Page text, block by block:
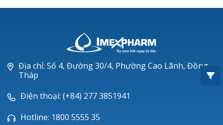
Piperacillin
Ticarlinat®
Zobacta®
Bacsulfo®
Địa chỉ: Số 4, Đường 30/4, Phường Cao Lãnh, Đồng
Tháp
Điện thoại: (+84) 277 3851941
Hotline: 1800 5555 35